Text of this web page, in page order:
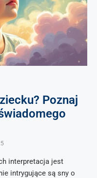
Poznaj
interpretacja jest
intrygujące są sny o